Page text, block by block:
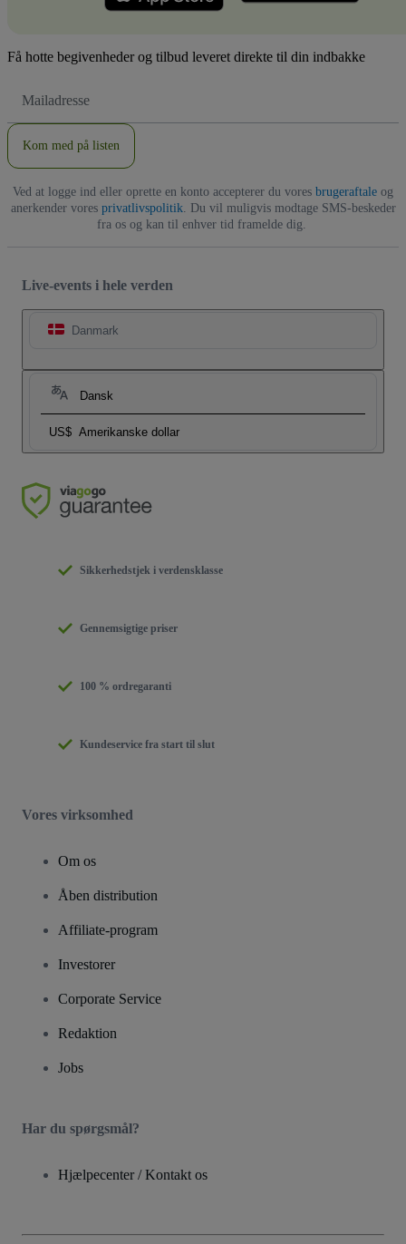
Få hotte begivenheder og tilbud leveret direkte til din indbakke
adresse
Kom med på listen
Ved at logge ind eller oprette en konto accepterer du vores brugeraftale og
anerkender vores privatlivspolitik. Du vil muligvis modtage SMS-beskeder
fra os og kan til enhver tid framelde dig.
Live-events i hele verden
Danmark
Dansk
US$ Amerikanske dollar
Sikkerhedstjek i verdensklasse
Gennemsigtige priser
100 % ordregaranti
Kundeservice fra start til slut
Vores virksomhed
Om os
Åben distribution
Affiliate-program
Investorer
Corporate Service
Redaktion
Jobs
Har du spørgsmål?
Hjælpecenter / Kontakt os